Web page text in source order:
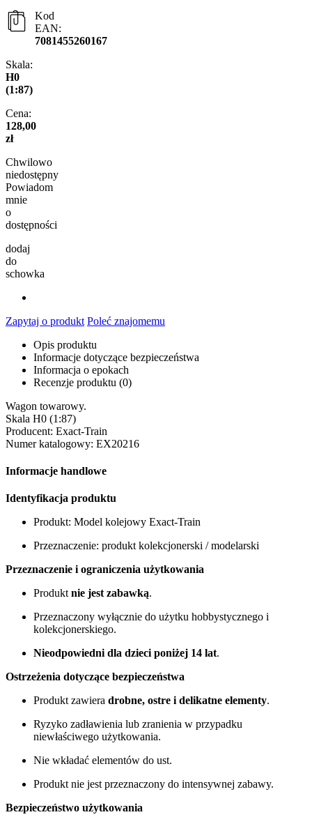
Kod
EAN:
7081455260167
Skala:
H0
(1:87)
Cena:
128,00
zł
Chwilowo
niedostępny
Powiadom
mnie
o
dostępności
dodaj
do
schowka
Zapytaj o produkt Poleć znajomemu
Opis produktu
Informacje dotyczące bezpieczeństwa
Informacja o epokach
Recenzje produktu (0)
Wagon towarowy.
Skala H0 (1:87)
Producent: Exact-Train
Numer katalogowy: EX20216
Informacje handlowe
Identyfikacja produktu
Produkt: Model kolejowy Exact-Train
Przeznaczenie: produkt kolekcjonerski / modelarski
Przeznaczenie i ograniczenia użytkowania
Produkt nie jest zabawką.
Przeznaczony wyłącznie do użytku hobbystycznego i
kolekcjonerskiego.
Nieodpowiedni dla dzieci poniżej 14 lat.
Ostrzeżenia dotyczące bezpieczeństwa
Produkt zawiera drobne, ostre i delikatne elementy.
Ryzyko zadławienia lub zranienia w przypadku
niewłaściwego użytkowania.
Nie wkładać elementów do ust.
Produkt nie jest przeznaczony do intensywnej zabawy.
Bezpieczeństwo użytkowania